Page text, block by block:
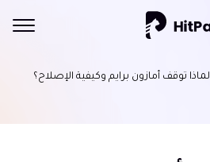
لماذا توقف أمازون برايم وكيفية الإصلاح؟